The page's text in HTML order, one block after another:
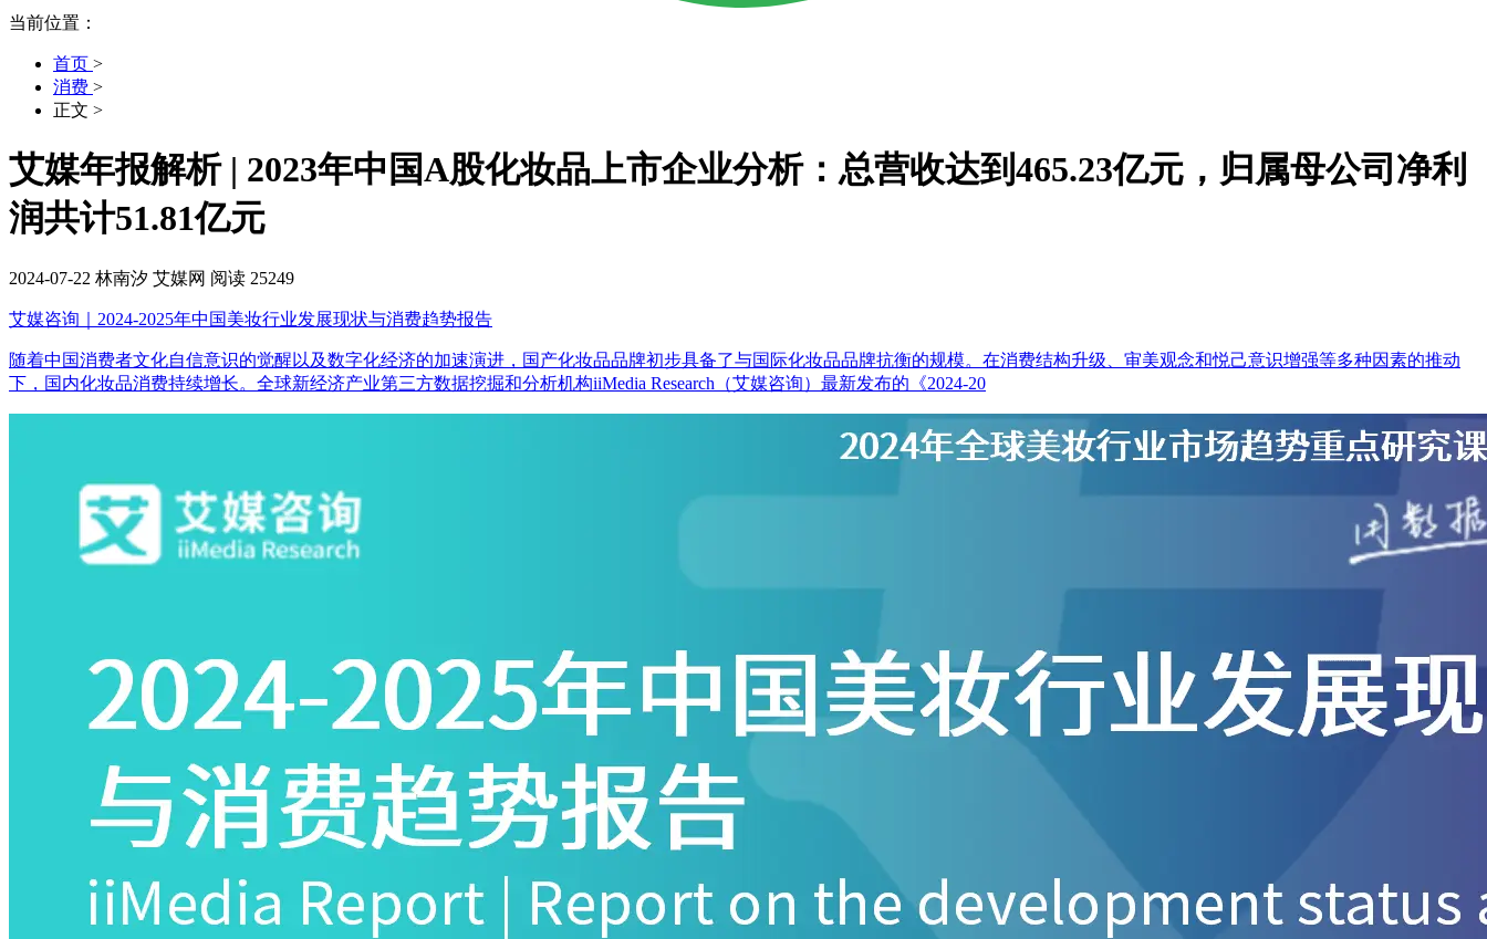
当前位置：
首页 >
消费 >
正文 >
艾媒年报解析 | 2023年中国A股化妆品上市企业分析：总营收达到465.23亿元，归属母公司净利
润共计51.81亿元
2024-07-22 林南汐 艾媒网 阅读 25249
艾媒咨询｜2024-2025年中国美妆行业发展现状与消费趋势报告
随着中国消费者文化自信意识的觉醒以及数字化经济的加速演进，国产化妆品品牌初步具备了与国际化妆品品牌抗衡的规模。在消费结构升级、审美观念和悦己意识增强等多种因素的推动
下，国内化妆品消费持续增长。全球新经济产业第三方数据挖掘和分析机构iiMedia Research（艾媒咨询）最新发布的《2024-20